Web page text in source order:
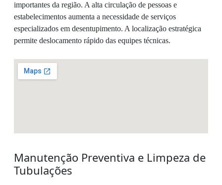
importantes da região. A alta circulação de pessoas e
estabelecimentos aumenta a necessidade de serviços
especializados em desentupimento. A localização estratégica
permite deslocamento rápido das equipes técnicas.
Manutenção Preventiva e Limpeza de
Tubulações